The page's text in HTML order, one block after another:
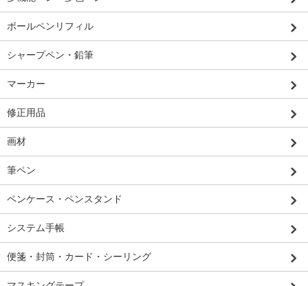
ボールペンリフィル
シャープペン・鉛筆
マーカー
修正用品
画材
筆ペン
ペンケース・ペンスタンド
システム手帳
便箋・封筒・カード・シーリング